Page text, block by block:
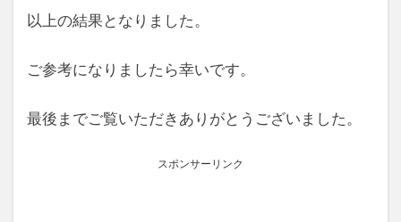
以上の結果となりました。
ご参考になりましたら幸いです。
最後までご覧いただきありがとうございました。
スポンサーリンク